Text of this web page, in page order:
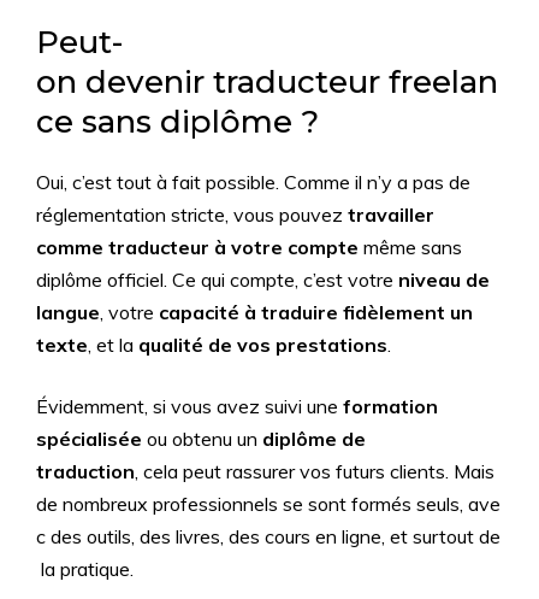
Peut-
on devenir traducteur freelan
ce sans diplôme ?
Oui, c’est tout à fait possible. Comme il n’y a pas de
réglementation stricte, vous pouvez travailler
comme traducteur à votre compte même sans
diplôme officiel. Ce qui compte, c’est votre niveau de
langue, votre capacité à traduire fidèlement un
texte, et la qualité de vos prestations.
Évidemment, si vous avez suivi une formation
spécialisée ou obtenu un diplôme de
traduction, cela peut rassurer vos futurs clients. Mais
de nombreux professionnels se sont formés seuls, ave
c des outils, des livres, des cours en ligne, et surtout de
la pratique.